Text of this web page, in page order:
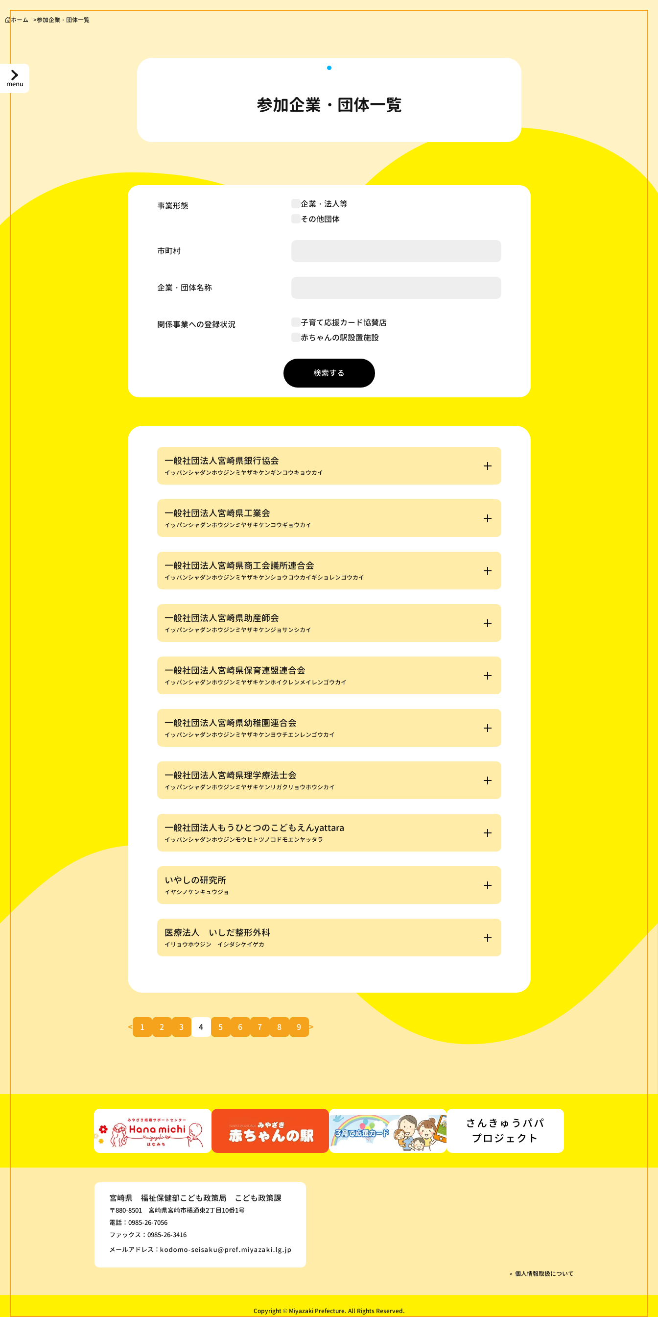
menu
ホーム 参加企業・団体一覧
参加企業・団体一覧
事業形態
企業・法人等
その他団体
市町村
企業・団体名称
関係事業への登録状況
子育て応援カード協賛店
赤ちゃんの駅設置施設
一般社団法人宮崎県銀行協会
イッパンシャダンホウジンミヤザキケンギンコウキョウカイ
一般社団法人宮崎県工業会
イッパンシャダンホウジンミヤザキケンコウギョウカイ
一般社団法人宮崎県商工会議所連合会
イッパンシャダンホウジンミヤザキケンショウコウカイギショレンゴウカイ
一般社団法人宮崎県助産師会
イッパンシャダンホウジンミヤザキケンジョサンシカイ
一般社団法人宮崎県保育連盟連合会
イッパンシャダンホウジンミヤザキケンホイクレンメイレンゴウカイ
一般社団法人宮崎県幼稚園連合会
イッパンシャダンホウジンミヤザキケンヨウチエンレンゴウカイ
一般社団法人宮崎県理学療法士会
イッパンシャダンホウジンミヤザキケンリガクリョウホウシカイ
一般社団法人もうひとつのこどもえんyattara
イッパンシャダンホウジンモウヒトツノコドモエンヤッタラ
いやしの研究所
イヤシノケンキュウジョ
医療法人 いしだ整形外科
イリョウホウジン イシダシケイゲカ
< 1 2 3 4 5 6 7 8 9 >
さんきゅうパパ
プロジェクト
宮崎県 福祉保健部こども政策局 こども政策課
〒880-8501 宮崎県宮崎市橘通東2丁目10番1号
電話：0985-26-7056
ファックス：0985-26-3416
メールアドレス：
個人情報取扱について
Copyright © Miyazaki Prefecture. All Rights Reserved.